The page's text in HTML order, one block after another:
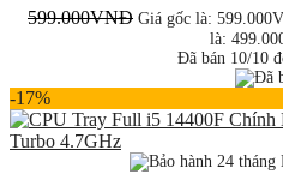
599.000VNĐ Giá gốc là:
là:
Đã bán 10/10
-17%